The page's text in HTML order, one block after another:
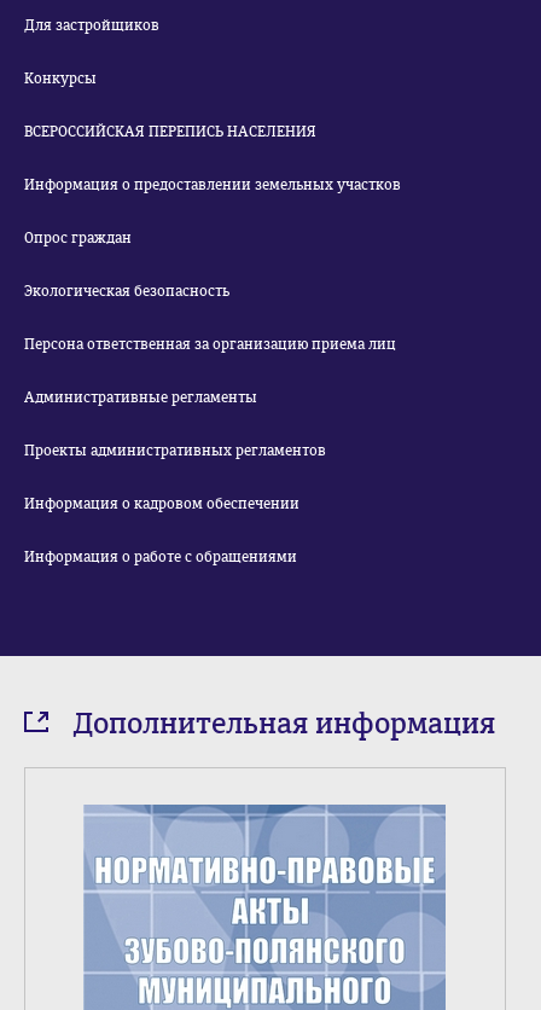
Для застройщиков
Конкурсы
ВСЕРОССИЙСКАЯ ПЕРЕПИСЬ НАСЕЛЕНИЯ
Информация о предоставлении земельных участков
Опрос граждан
Экологическая безопасность
Персона ответственная за организацию приема лиц
Административные регламенты
Проекты административных регламентов
Информация о кадровом обеспечении
Информация о работе с обращениями
Дополнительная информация